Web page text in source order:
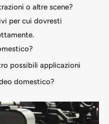
o altre scene?
per cui dovresti
possibili applicazioni
domestico?